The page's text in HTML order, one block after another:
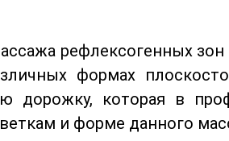
рефлексогенных
формах
дорожку, которая в
и форме данного